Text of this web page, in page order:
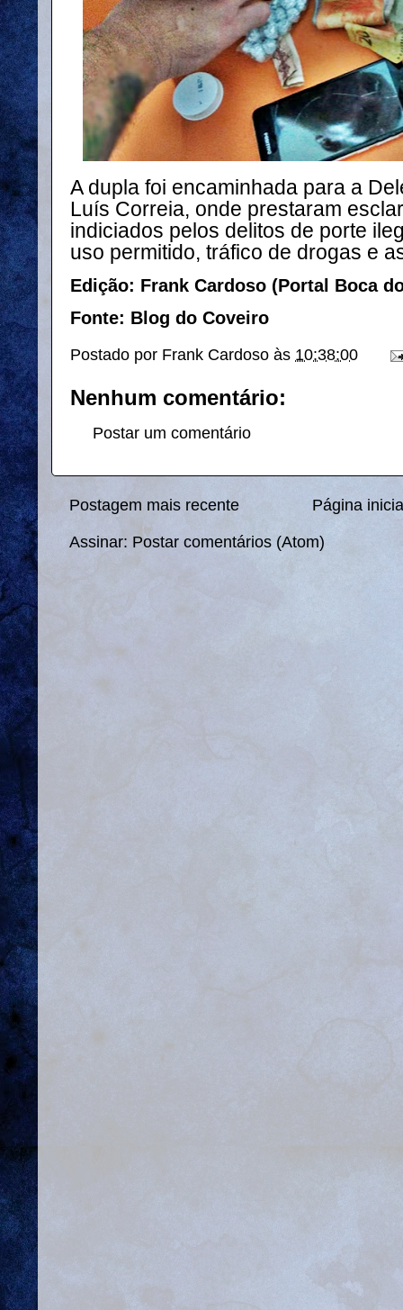
A dupla foi encaminhada para a
Luís Correia, onde prestaram
indiciados pelos delitos de porte
uso permitido, tráfico de drogas e
Edição: Frank Cardoso (Portal Boca
Fonte: Blog do Coveiro
Postado por Frank Cardoso às 10:38:00
Nenhum comentário:
Postar um comentário
Postagem mais recente Página
Assinar: Postar comentários (Atom)